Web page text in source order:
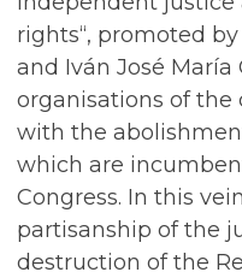
rights“, promoted
and Iván José
organisations of the
with the
which are
Congress. In this
partisanship of the
destruction of the